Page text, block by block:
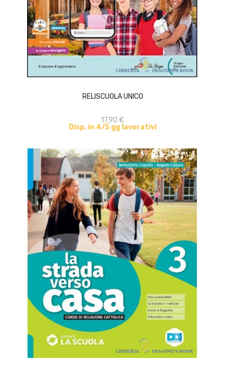
RELISCUOLA UNICO
17,90 €
Disp. in 4/5 gg lavorativi
ACQUISTA
ACQUISTA